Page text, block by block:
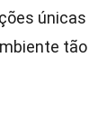
únicas
tão